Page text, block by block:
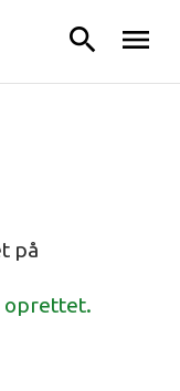
search menu
på
oprettet.